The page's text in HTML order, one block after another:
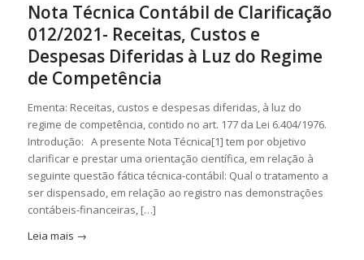
Nota Técnica Contábil de Clarificação
012/2021- Receitas, Custos e
Despesas Diferidas à Luz do Regime
de Competência
Ementa: Receitas, custos e despesas diferidas, à luz do
regime de competência, contido no art. 177 da Lei 6.404/1976.
Introdução: A presente Nota Técnica[1] tem por objetivo
clarificar e prestar uma orientação científica, em relação à
seguinte questão fática técnica-contábil: Qual o tratamento a
ser dispensado, em relação ao registro nas demonstrações
contábeis-financeiras, […]
Leia mais →